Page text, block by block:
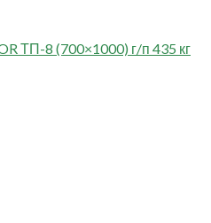
ТП-8 (700×1000) г/п 435 кг